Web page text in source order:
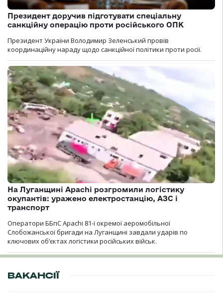
Президент доручив підготувати спеціальну
санкційну операцію проти російського ОПК
Президент України Володимир Зеленський провів
координаційну нараду щодо санкційної політики проти росії.
На Луганщині Apachi розгромили логістику
окупантів: уражено електростанцію, АЗС і
транспорт
Оператори ББпС Apachi 81-ї окремої аеромобільної
Слобожанської бригади на Луганщині завдали ударів по
ключових об’єктах логістики російських військ.
ВАКАНСІЇ